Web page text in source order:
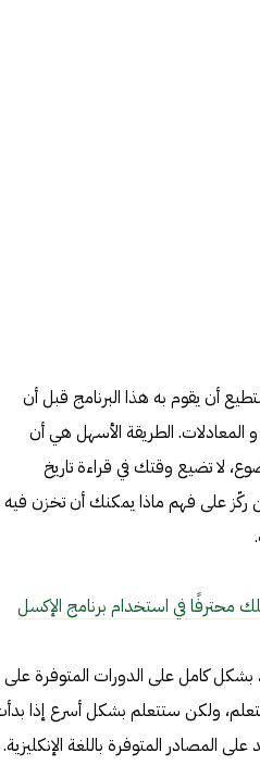
أن يقوم به هذا البرنامج قبل أن
تغوص في خاصيات formatting و المعادلات. الطريقة الأسهل هي أن
لا تضيع وقتك في قراءة تاريخ
ركّز على فهم ماذا يمكنك أن تخزن فيه
محترفًا في استخدام برنامج الإكسل
كامل على الدورات المتوفرة على
التعلم، ولكن ستتعلم بشكل أسرع إذا
المصادر المتوفرة باللغة الإنكليزية.